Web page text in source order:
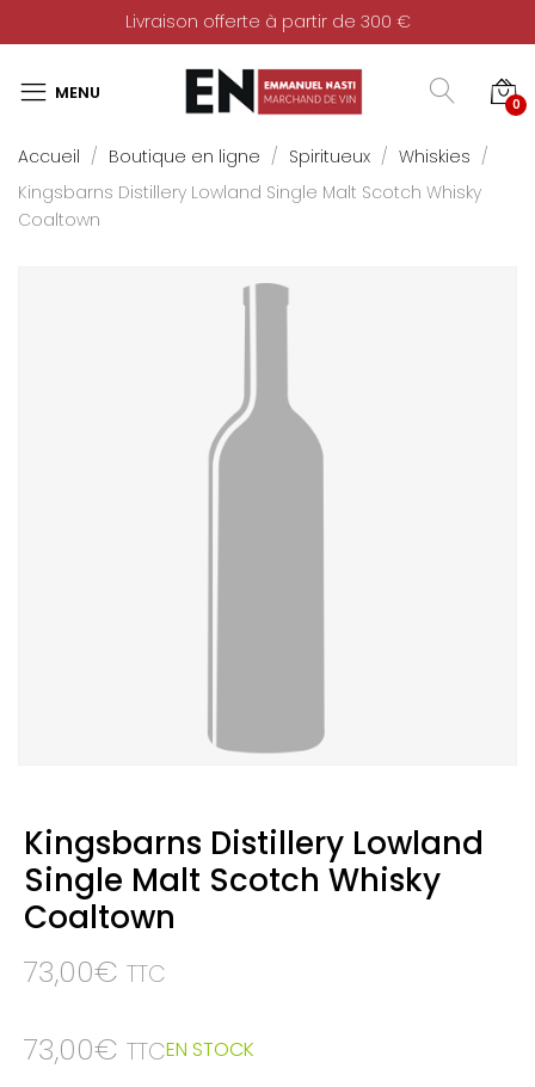
Livraison offerte à partir de 300 €
0
Accueil Boutique en ligne Spiritueux
Whiskies
Kingsbarns Distillery Lowland Single Malt Scotch Whisky
Coaltown
Kingsbarns Distillery Lowland
Single Malt Scotch Whisky
Coaltown
73,00€ TTC
73,00€ TTCEN STOCK